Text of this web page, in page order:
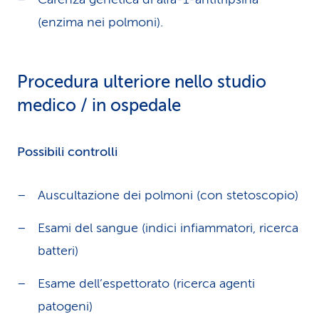
(enzima nei polmoni).
Procedura ulteriore nello studio
medico / in ospedale
Possibili controlli
Auscultazione dei polmoni (con stetoscopio)
Esami del sangue (indici infiammatori, ricerca
batteri)
Esame dell’espettorato (ricerca agenti
patogeni)